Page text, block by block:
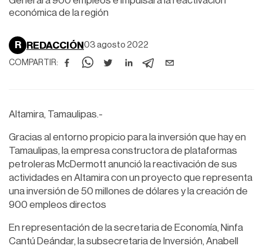
económica de la región
R REDACCIÓN 03 agosto 2022
COMPARTIR:
Altamira, Tamaulipas.-
Gracias al entorno propicio para la inversión que hay en
Tamaulipas, la empresa constructora de plataformas
petroleras McDermott anunció la reactivación de sus
actividades en Altamira con un proyecto que representa
una inversión de 50 millones de dólares y la creación de
900 empleos directos
En representación de la secretaria de Economía, Ninfa
Cantú Deándar, la subsecretaria de Inversión, Anabell